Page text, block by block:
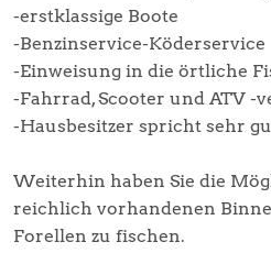
-erstklassige Boote
-Benzinservice-Köderservice
-Einweisung in die örtliche
-Fahrrad, Scooter und ATV -
-Hausbesitzer spricht sehr
Weiterhin haben Sie die
reichlich vorhandenen
Forellen zu fischen.